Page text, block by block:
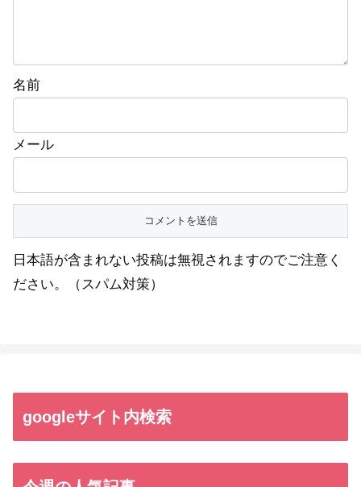
名前
メール
日本語が含まれない投稿は無視されますのでご注意く
ださい。（スパム対策）
googleサイト内検索